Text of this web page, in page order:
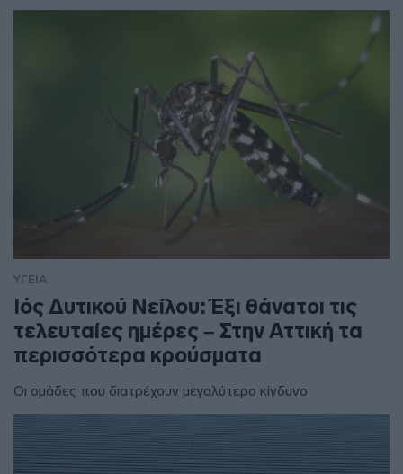
ΥΓΕΙΑ
Ιός Δυτικού Νείλου: Έξι θάνατοι τις
τελευταίες ημέρες – Στην Αττική τα
περισσότερα κρούσματα
Οι ομάδες που διατρέχουν μεγαλύτερο κίνδυνο